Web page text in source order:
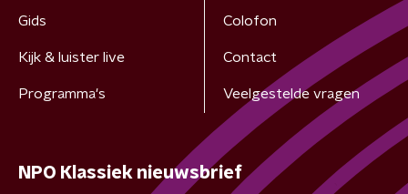
Gids
Kijk & luister live
Programma's
Colofon
Contact
Veelgestelde vragen
NPO Klassiek nieuwsbrief